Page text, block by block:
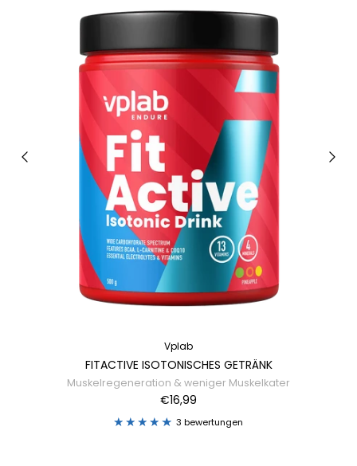
Vplab
FITACTIVE ISOTONISCHES GETRÄNK
Muskelregeneration & weniger Muskelkater
€16,99
3 bewertungen